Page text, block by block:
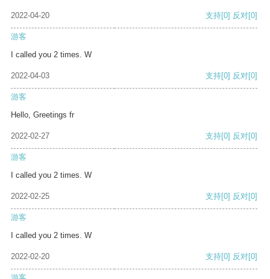
2022-04-20 支持[0] 反对[0]
游客
I called you 2 times. W
2022-04-03 支持[0] 反对[0]
游客
Hello, Greetings fr
2022-02-27 支持[0] 反对[0]
游客
I called you 2 times. W
2022-02-25 支持[0] 反对[0]
游客
I called you 2 times. W
2022-02-20 支持[0] 反对[0]